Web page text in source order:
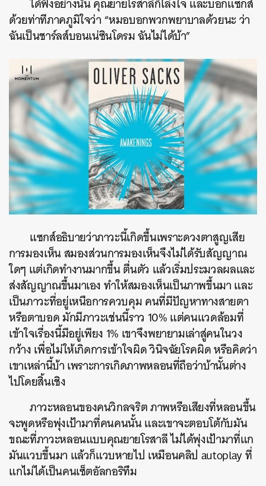
ได้ฟังอย่างนั้น คุณยายโรสาลีก็โล่งใจ และบอกแซกส์
ด้วยท่าทีภาคภูมิใจว่า “หมอบอกพวกพยาบาลด้วยนะ ว่า
ฉันเป็นชาร์ลส์บอนเน่ซินโดรม ฉันไม่ได้บ้า”
แซกส์อธิบายว่าภาวะนี้เกิดขึ้นเพราะดวงตาสูญเสีย
การมองเห็น สมองส่วนการมองเห็นจึงไม่ได้รับสัญญาณ
ใดๆ แต่เกิดทำงานมากขึ้น ตื่นตัว แล้วเริ่มประมวลผลและ
ส่งสัญญาณขึ้นมาเอง ทำให้สมองเห็นเป็นภาพขึ้นมา และ
เป็นภาวะที่อยู่เหนือการควบคุม คนที่มีปัญหาทางสายตา
หรือตาบอด มักมีภาวะเช่นนี้ราว 10% แต่คนแวดล้อมที่
เข้าใจเรื่องนี้มีอยู่เพียง 1% เขาจึงพยายามเล่าสู่คนในวง
กว้าง เพื่อไม่ให้เกิดการเข้าใจผิด วินิจฉัยโรคผิด หรือคิดว่า
เขาเหล่านี้บ้า เพราะการเกิดภาพหลอนที่ถือว่าบ้านั้นต่าง
ไปโดยสิ้นเชิง
ภาวะหลอนของคนวิกลจริต ภาพหรือเสียงที่หลอนขึ้น
จะพูดหรือพุ่งเป้ามาที่คนคนนั้น และเขาจะตอบโต้กับมัน
ขณะที่ภาวะหลอนแบบคุณยายโรสาลี ไม่ได้พุ่งเป้ามาที่แก
มันแวบขึ้นมา แล้วก็แวบหายไป เหมือนคลิป autoplay ที่
แกไม่ได้เป็นคนเซ็ตอัลกอริทึม
SHARE TWEET LINE EMAIL